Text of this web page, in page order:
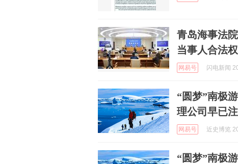
青岛海事法
当事人合法
网易号 闪电新闻
“圆梦”南极
理公司早已
网易号 近史博览
“圆梦”南极